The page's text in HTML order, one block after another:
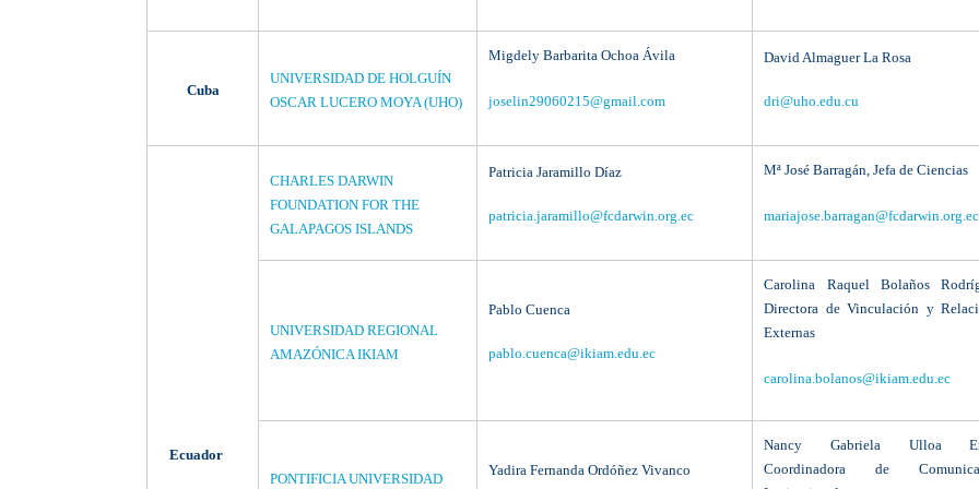
Cuba
UNIVERSIDAD DE HOLGUÍN
OSCAR LUCERO MOYA (UHO)
Migdely Barbarita Ochoa Ávila
joselin29060215@gmail.com
David Almaguer La Rosa
dri@uho.edu.cu
Ecuador
CHARLES DARWIN
FOUNDATION FOR THE
GALAPAGOS ISLANDS
Patricia Jaramillo Díaz
patricia.jaramillo@fcdarwin.org.ec
Mª José Barragán, Jefa de Ciencias
mariajose.barragan@fcdarwin.org.ec
UNIVERSIDAD REGIONAL
AMAZÓNICA IKIAM
Pablo Cuenca
pablo.cuenca@ikiam.edu.ec
Carolina Raquel Bolaños
Directora de Vinculación y
Externas
carolina.bolanos@ikiam.edu.ec
PONTIFICIA UNIVERSIDAD
Yadira Fernanda Ordóñez Vivanco
Nancy Gabriela Ulloa
Coordinadora de